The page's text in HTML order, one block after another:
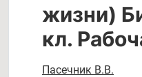
жизни)
кл.
Пасечник В.В.